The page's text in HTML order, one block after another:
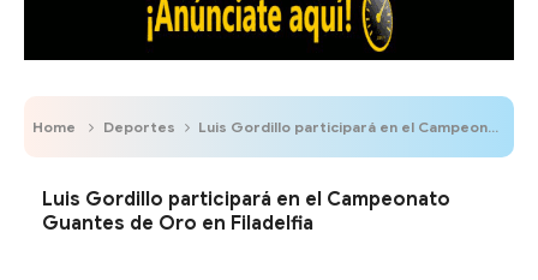
Home Deportes Luis Gordillo participará en el Campeonato Guantes de Oro en Filadelfia
Luis Gordillo participará en el Campeonato
Guantes de Oro en Filadelfia